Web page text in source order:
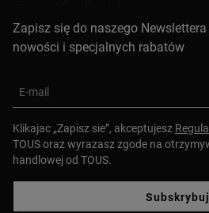
Zapisz się do naszego
nowości i specjalnych rabatów
E-mail
Klikajac „Zapisz sie”, akceptujesz
TOUS oraz wyrazasz zgode na
handlowej od TOUS.
Subskrybuj